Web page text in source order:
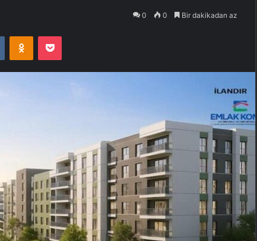
0 0 Bir dakikadan az
VKontakteOdnoklassniki
Pocket